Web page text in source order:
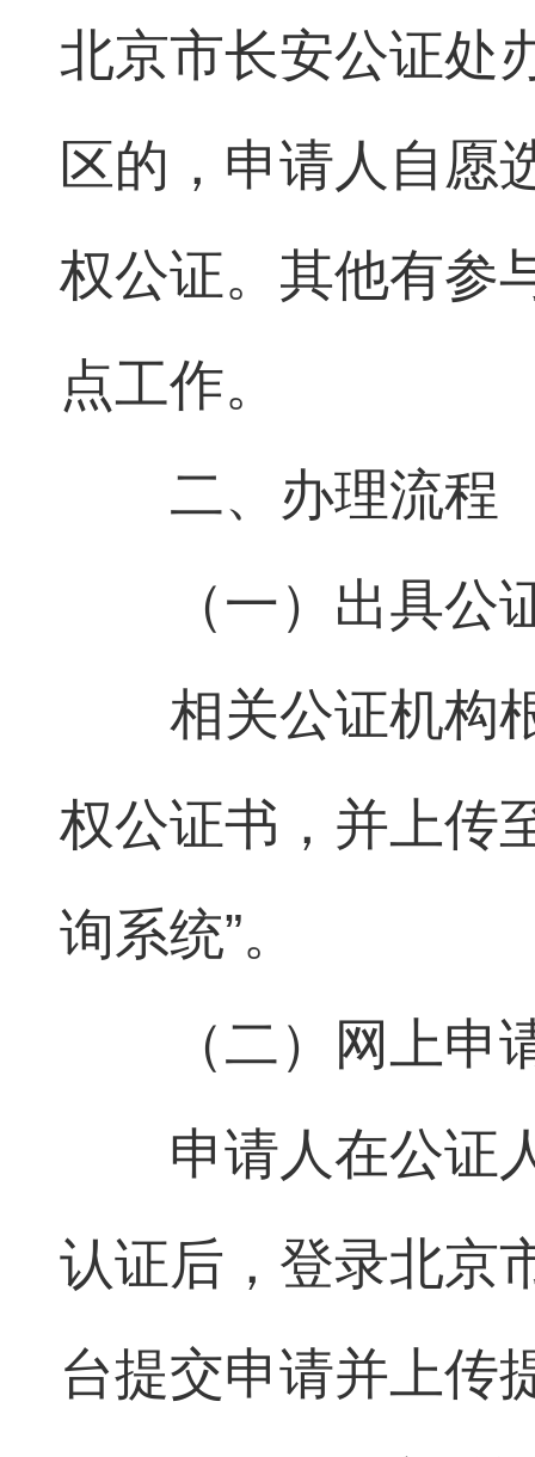
北京市长安公证处
区的，申请人自愿
权公证。其他有参
点工作。
二、办理流程
（一）出具公
相关公证机构
权公证书，并上传
询系统”。
（二）网上申
申请人在公证
认证后，登录北京
台提交申请并上传